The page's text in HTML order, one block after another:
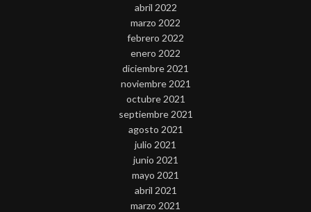
abril 2022
marzo 2022
febrero 2022
enero 2022
diciembre 2021
noviembre 2021
octubre 2021
septiembre 2021
agosto 2021
julio 2021
junio 2021
mayo 2021
abril 2021
marzo 2021